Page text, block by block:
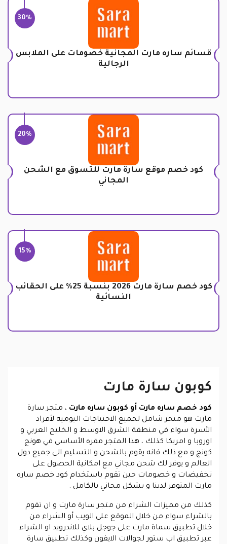
30%
قسائم ساره مارت المجانية خصومات على الملابس
الرجالية
20%
كود خصم موقع سارة مارت للتسوق مع الشحن
المجاني
15%
كود خصم سارة مارت 2026 بنسبة 25% على الحقائب
النسائية
كوبون سارة مارت
كود خصم ساره مارت أو كوبون ساره مارت ، متجر سارة
مارت هو متجر شامل لجميع الاحتياجات اليومية لأفراد
الأسرة سواء في منطقة الشرق الاوسط و الخليج العربي و
اوروبا و امريكا كذلك ، هذا المتجر مقره الأساسي في هونج
كونج و مع ذلك فانه يقوم بالشحن و التسليم الى جميع دول
العالم و يوفر لك شحن مجاني مع امكانية الحصول على
تخفيضات و خصومات حين تقوم باستخدام كود خصم ساره
مارت المتوفر لدينا و بشكل مجاني بالكامل .
كذلك من مميزات الشراء من متجر سارة مارت و ان تقوم
بالشراء سواء من خلال الموقع على الويب أو الشراء من
خلال تطبيق سماة مارت على جوجل بلاي للاندرويد او الشراء
عبر تطبيق اب ستور لجوالات الايفون وكذلك تطبيق سارة